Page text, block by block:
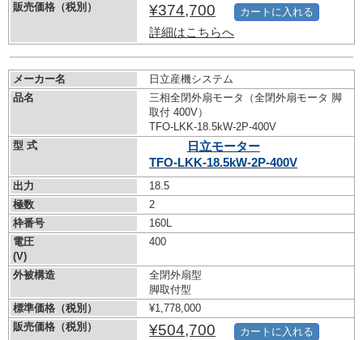
販売価格（税別）
¥374,700
詳細はこちらへ
カートに入れる
メーカー名
日立産機システム
品名
三相全閉外扇モータ（全閉外扇モータ 脚
取付 400V）
TFO-LKK-18.5kW-2P-400V
型 式
日立モーター
TFO-LKK-18.5kW-2P-400V
出力
18.5
極数
2
枠番号
160L
電圧
(V)
400
外被構造
全閉外扇型
脚取付型
標準価格（税別）
¥1,778,000
販売価格（税別）
¥504,700 カートに入れる